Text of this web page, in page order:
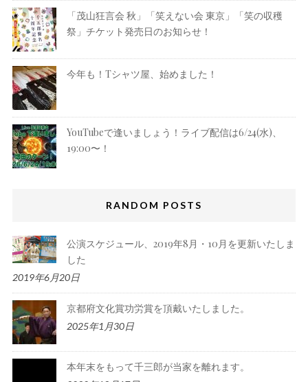
「茂山狂言会 秋」「笑えない会 東京」「笑の収穫
祭」チケット発売日のお知らせ！
今年も！Tシャツ屋、始めました！
YouTubeで逢いましょう！ライブ配信は6/24(水)、
19:00〜！
RANDOM POSTS
公演スケジュール、2019年8月・10月を更新いたしま
した
2019年6月20日
京都府文化賞功労賞を頂戴いたしました。
2025年1月30日
本年末をもって千三郎が当家を離れます。